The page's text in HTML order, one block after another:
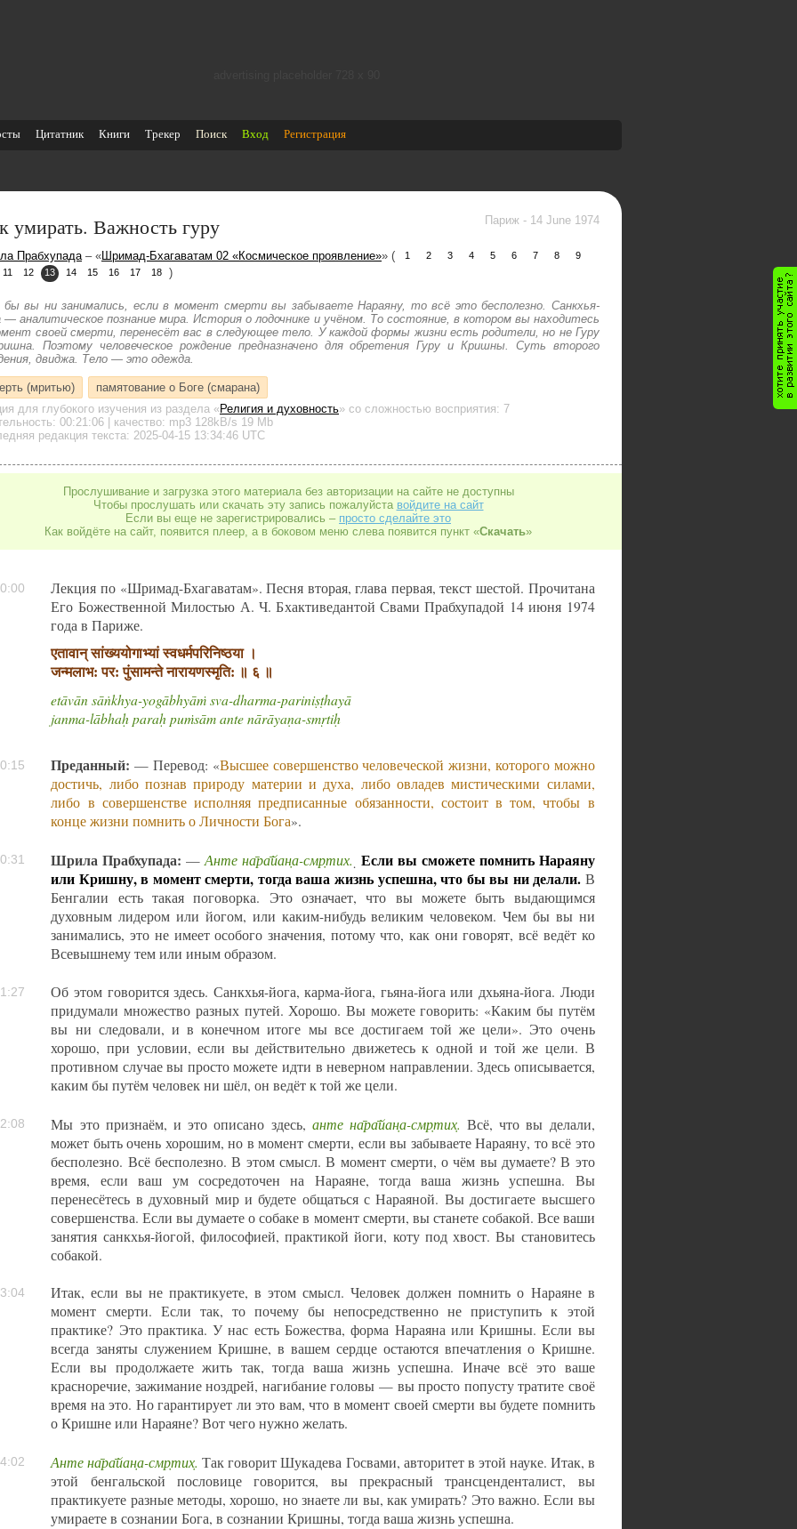
Цитатник Книги Трекер Поиск Вход Регистрация
умирать. Важность гуру Париж - 14 June 1974
Прабхупада – « Шримад-Бхагаватам 02 «Космическое проявление»» ( 1 2 3 4 5 6 7 8
9
11 12 13 14 15 16 17 18 )
вы ни занимались, если в момент смерти вы забываете Нараяну, то всё это бесполезно. Санкхья-
— аналитическое познание мира. История о лодочнике и учёном. То состояние, в котором вы находитесь
своей смерти, перенесёт вас в следующее тело. У каждой формы жизни есть родители, но не Гуру
Поэтому человеческое рождение предназначено для обретения Гуру и Кришны. Суть второго
двиджа. Тело — это одежда.
(мритью)
памятование о Боге (смарана)
для глубокого изучения из раздела «Религия и духовность» со сложностью восприятия: 7
00:21:06 | качество: mp3 128kB/s 19 Mb
редакция текста: 2025-04-15 13:34:46 UTC
Прослушивание и загрузка этого материала без авторизации на сайте не доступны
Чтобы прослушать или скачать эту запись пожалуйста войдите на сайт
Если вы еще не зарегистрировались – просто сделайте это
Как войдёте на сайт, появится плеер, а в боковом меню слева появится пункт «Скачать»
Лекция по «Шримад-Бхагаватам». Песня вторая, глава первая, текст шестой. Прочитана
Его Божественной Милостью А. Ч. Бхактиведантой Свами Прабхупадой 14 июня 1974
года в Париже.
एतावान् सांख्ययोगाभ्यां स्वधर्मपरिनिष्ठया ।
जन्मलाभ: पर: पुंसामन्ते नारायणस्मृति: ॥ ६ ॥
etāvān sāṅkhya-yogābhyāṁ sva-dharma-pariniṣṭhayā
janma-lābhaḥ paraḥ puṁsām ante nārāyaṇa-smṛtiḥ
Преданный: — Перевод: «Высшее совершенство человеческой жизни, которого можно
достичь, либо познав природу материи и духа, либо овладев мистическими силами,
либо в совершенстве исполняя предписанные обязанности, состоит в том, чтобы в
конце жизни помнить о Личности Бога».
Шрила Прабхупада: — Анте на̄ра̄йан̣а-смр̣тих. ̣Если вы сможете помнить Нараяну
или Кришну, в момент смерти, тогда ваша жизнь успешна, что бы вы ни делали. В
Бенгалии есть такая поговорка. Это означает, что вы можете быть выдающимся
духовным лидером или йогом, или каким-нибудь великим человеком. Чем бы вы ни
занимались, это не имеет особого значения, потому что, как они говорят, всё ведёт ко
Всевышнему тем или иным образом.
Об этом говорится здесь. Санкхья-йога, карма-йога, гьяна-йога или дхьяна-йога. Люди
придумали множество разных путей. Хорошо. Вы можете говорить: «Каким бы путём
вы ни следовали, и в конечном итоге мы все достигаем той же цели». Это очень
хорошо, при условии, если вы действительно движетесь к одной и той же цели. В
противном случае вы просто можете идти в неверном направлении. Здесь описывается,
каким бы путём человек ни шёл, он ведёт к той же цели.
Мы это признаём, и это описано здесь, анте на̄ра̄йан̣а-смр̣тих̣. Всё, что вы делали,
может быть очень хорошим, но в момент смерти, если вы забываете Нараяну, то всё это
бесполезно. Всё бесполезно. В этом смысл. В момент смерти, о чём вы думаете? В это
время, если ваш ум сосредоточен на Нараяне, тогда ваша жизнь успешна. Вы
перенесётесь в духовный мир и будете общаться с Нараяной. Вы достигаете высшего
совершенства. Если вы думаете о собаке в момент смерти, вы станете собакой. Все ваши
занятия санкхья-йогой, философией, практикой йоги, коту под хвост. Вы становитесь
собакой.
Итак, если вы не практикуете, в этом смысл. Человек должен помнить о Нараяне в
момент смерти. Если так, то почему бы непосредственно не приступить к этой
практике? Это практика. У нас есть Божества, форма Нараяна или Кришны. Если вы
всегда заняты служением Кришне, в вашем сердце остаются впечатления о Кришне.
Если вы продолжаете жить так, тогда ваша жизнь успешна. Иначе всё это ваше
красноречие, зажимание ноздрей, нагибание головы — вы просто попусту тратите своё
время на это. Но гарантирует ли это вам, что в момент своей смерти вы будете помнить
о Кришне или Нараяне? Вот чего нужно желать.
Анте на̄ра̄йан̣а-смр̣тих̣. Так говорит Шукадева Госвами, авторитет в этой науке. Итак, в
этой бенгальской пословице говорится, вы прекрасный трансценденталист, вы
практикуете разные методы, хорошо, но знаете ли вы, как умирать? Это важно. Если вы
умираете в сознании Бога, в сознании Кришны, тогда ваша жизнь успешна.